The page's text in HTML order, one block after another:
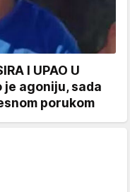
I UPAO U
je agoniju, sada
porukom